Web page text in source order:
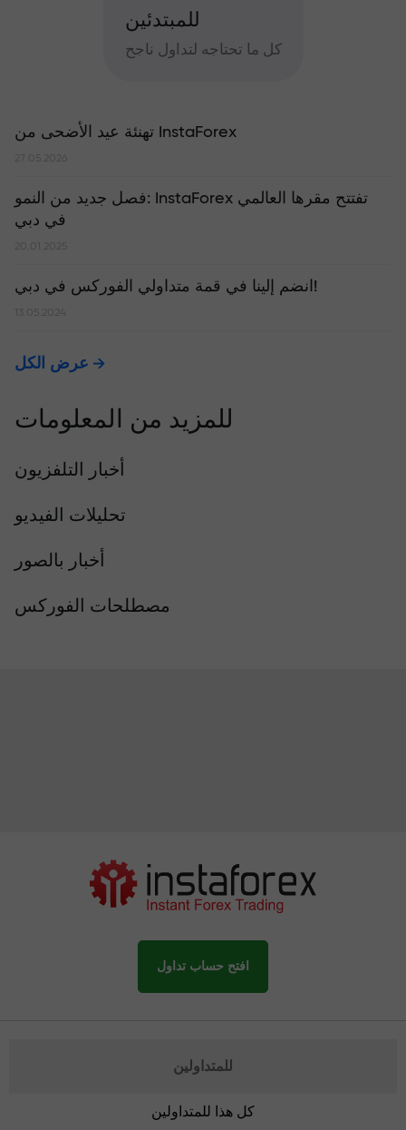
للمبتدئين
كل ما تحتاجه لتداول ناجح
تهنئة عيد الأضحى من InstaForex
27.05.2026
​فصل جديد من النمو: InstaForex تفتتح مقرها العالمي
في دبي
20.01.2025
انضم إلينا في قمة متداولي الفوركس في دبي!
13.05.2024
عرض الكل
للمزيد من المعلومات
أخبار التلفزيون
تحليلات الفيديو
أخبار بالصور
مصطلحات الفوركس
افتح حساب تداول
للمتداولين
كل هذا للمتداولين